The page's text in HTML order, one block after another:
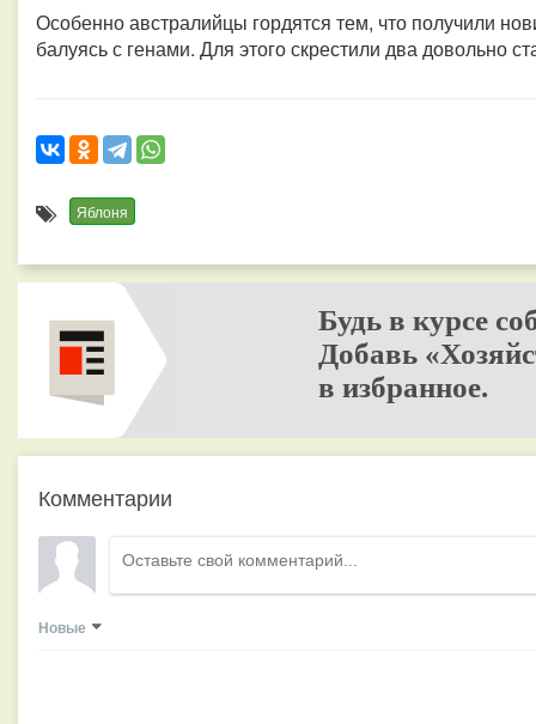
Особенно австралийцы гордятся тем, что получили
балуясь с генами. Для этого скрестили два довольно
Яблоня
Будь в курсе
Добавь
в избранное.
Комментарии
Новые